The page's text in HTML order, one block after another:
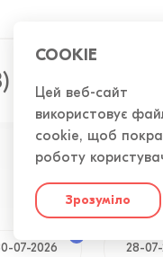
300-50-52
07-2026 28-
COOKIE
Цей веб-сайт
використовує
cookie, щоб
роботу
Зрозуміло